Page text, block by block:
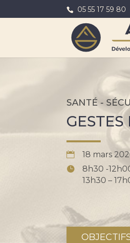
05 55 17 59 80
SANTÉ -
GESTES
18 mars
8h30 -
13h30 –